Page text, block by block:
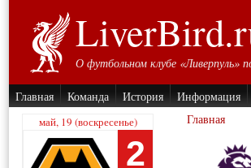
О футбольном клубе «Ливерпуль»
Главная Команда История Информация
май, 19 (воскресенье)
2
Главная